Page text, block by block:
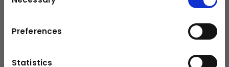
Preferences
Statistics